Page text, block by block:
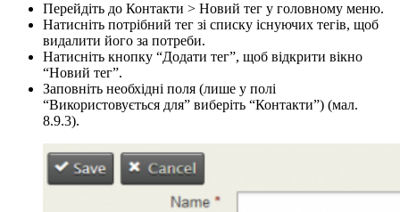
Перейдіть до Контакти > Новий тег у головному меню.
Натисніть потрібний тег зі списку існуючих тегів, щоб
видалити його за потреби.
Натисніть кнопку “Додати тег”, щоб відкрити вікно
“Новий тег”.
Заповніть необхідні поля (лише у полі
“Використовується для” виберіть “Контакти”) (мал.
8.9.3).